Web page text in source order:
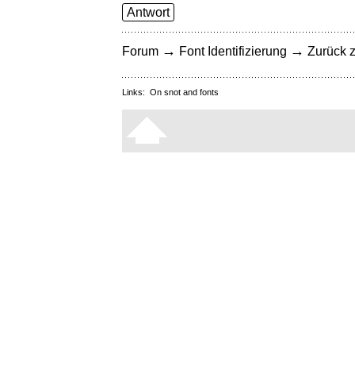
Antwort
Forum → Font Identifizierung → Zurück
Links: On snot and fonts